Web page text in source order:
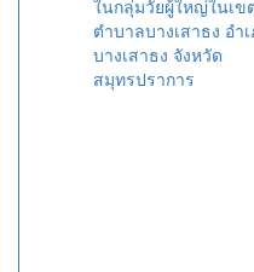
ในกลุ่มวัยผู้ใหญ่ในเข
ตำบาลบางเสาธง อำ
บางเสาธง จังหวัด
สมุทรปราการ